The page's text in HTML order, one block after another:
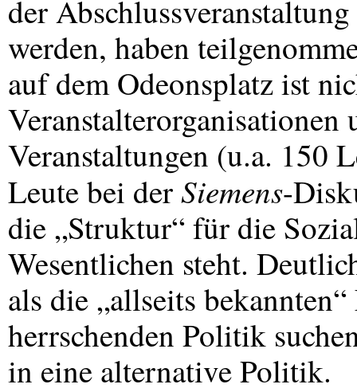
der
werden, haben
auf dem Odeonsplatz ist
Veranstalterorganisationen
Veranstaltungen (u.a. 150
Leute bei derSiemens-
die „Struktur“ für die
Wesentlichen steht.
als die „allseits
herrschenden Politik
in eine alternative Politik.